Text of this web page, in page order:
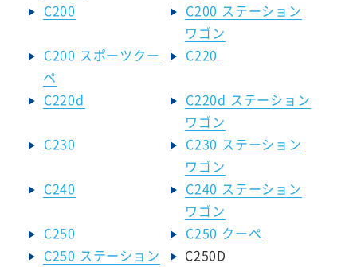
C200
C200 ステーション
ワゴン
C200 スポーツクー
ペ
C220
C220d
C220d ステーション
ワゴン
C230
C230 ステーション
ワゴン
C240
C240 ステーション
ワゴン
C250
C250 クーペ
C250 ステーション
C250D